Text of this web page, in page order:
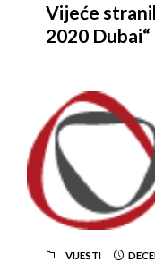
Vijeće
2020 Dubai“
VIJESTI